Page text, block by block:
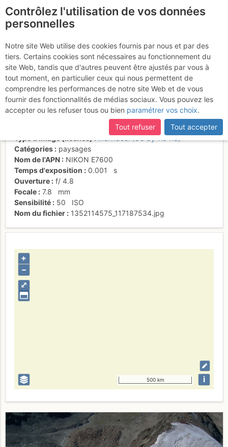
Derrière nous , les
arêtes neigeuses
Activités
Date/heure
individuel (CC by-nc-nd)
Catégories
paysages
Nom de l'APN
NIKON E7600
Temps d'exposition
0.001
s
Ouverture
f/ 4.8
Focale
7.8
mm
Sensibilité
50
ISO
Nom du fichier
1352114575_117187534.jpg
⤢
+
–
500 km i
Contrôlez l'utilisation de vos données
personnelles
Notre site Web utilise des cookies fournis par nous et par des
tiers. Certains cookies sont nécessaires au fonctionnement du
site Web, tandis que d'autres peuvent être ajustés par vous à
tout moment, en particulier ceux qui nous permettent de
comprendre les performances de notre site Web et de vous
fournir des fonctionnalités de médias sociaux. Vous pouvez les
accepter ou les refuser tous ou bien paramétrer vos choix.
Tout refuser
Tout accepter